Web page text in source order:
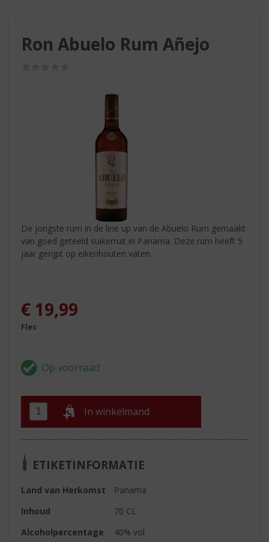
Ron Abuelo Rum Añejo
De jongste rum in de line up van de Abuelo Rum gemaakt
van goed geteeld suikerruit in Panama. Deze rum heeft 5
jaar gerijpt op eikenhouten vaten.
.
€ 19,99
Fles
In winkelmand
ETIKETINFORMATIE
Land van Herkomst
Panama
Inhoud
70 CL
Alcoholpercentage
40% vol